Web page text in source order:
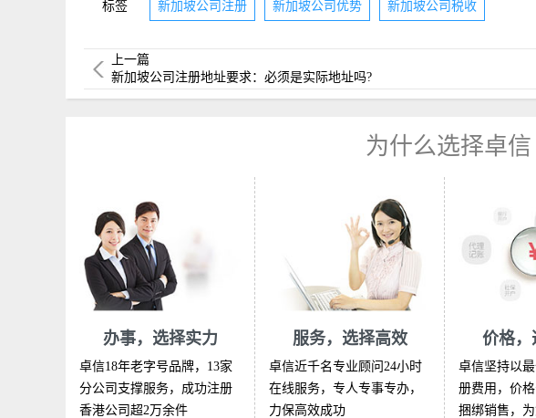
标签 新加坡公司注册 新加坡公司优势 新加坡公司税收
上一篇
新加坡公司注册地址要求：必须是实际地址吗?
为什么选择卓信
办事，选择实力
卓信18年老字号品牌，13家
分公司支撑服务，成功注册
香港公司超2万余件
服务，选择高效
卓信近千名专业顾问24小时
在线服务，专人专事专办，
力保高效成功
价格，
卓信坚持以
册费用，价
捆绑销售，